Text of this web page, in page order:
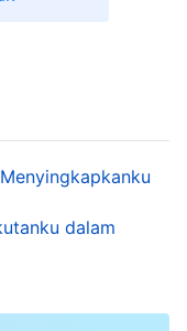
sebelumnya,
memahami arti
Hari ini,
makna
akhir zaman,
si naga merah
dalam